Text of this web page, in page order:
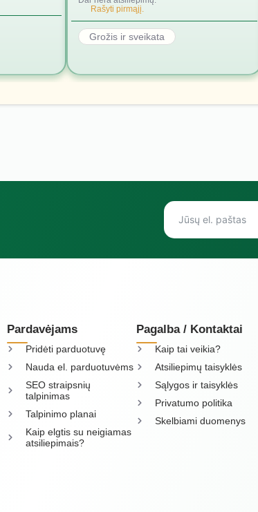
Rašyti pirmąjį.
Grožis ir sveikata
Pardavėjams
Pridėti parduotuvę
Nauda el. parduotuvėms
SEO straipsnių
talpinimas
Talpinimo planai
Kaip elgtis su neigiamas
atsiliepimais?
Pagalba / Kontaktai
Kaip tai veikia?
Atsiliepimų taisyklės
Sąlygos ir taisyklės
Privatumo politika
Skelbiami duomenys